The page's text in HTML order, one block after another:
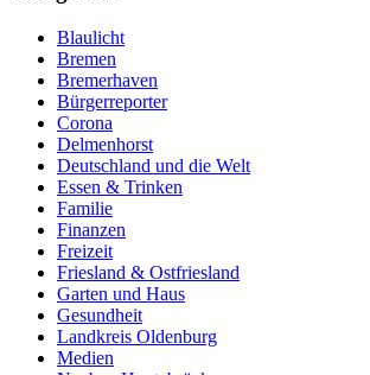
Blaulicht
Bremen
Bremerhaven
Bürgerreporter
Corona
Delmenhorst
Deutschland und die Welt
Essen & Trinken
Familie
Finanzen
Freizeit
Friesland & Ostfriesland
Garten und Haus
Gesundheit
Landkreis Oldenburg
Medien